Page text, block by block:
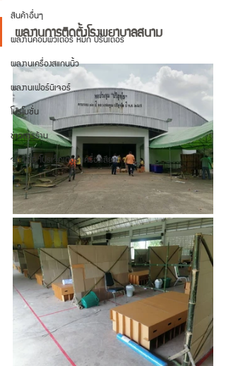
สินค้าอื่นๆ
ผลงานคอมพิวเตอร์ หมึก ปริ้นเตอร์
ผลงานเครื่องสแกนนิ้ว
ผลงานเฟอร์นิเจอร์
โปรโมชั่น
ข่าวสารร้าน
จอ LED โปรเจ็คเตอร์ เครื่องเสียง
ผลงานการติดตั้งโรงพยาบาลสนาม